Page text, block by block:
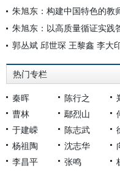
朱旭东：构建中国特色的教
朱旭东：以高质量循证实践
热门专栏
秦晖 陈行之
曹林
鄢烈山
于建嵘
陈志武
杨祖陶
沈志华
李昌平
张鸣